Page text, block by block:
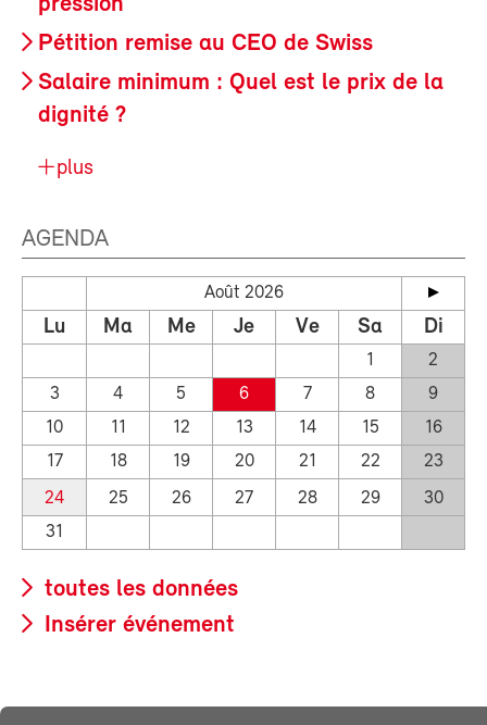
Pétition remise au CEO de Swiss
Salaire minimum : Quel est le prix de la
dignité ?
plus
AGENDA
Août 2026
Lu Ma Me Je Ve Sa Di
1
2
3
4 5 6 7 8
9
10
11 12 13 14 15
16
17
18 19 20 21 22
23
24
25 26 27 28 29
30
31
toutes les données
Insérer événement